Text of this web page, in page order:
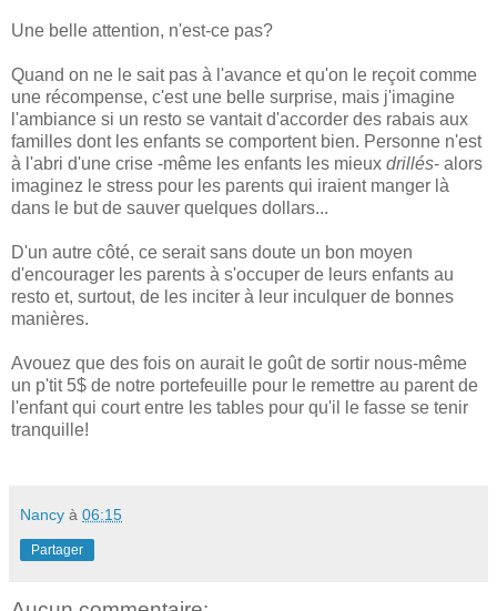
Une belle attention, n'est-ce pas?
Quand on ne le sait pas à l'avance et qu'on le reçoit comme
une récompense, c'est une belle surprise, mais j'imagine
l'ambiance si un resto se vantait d'accorder des rabais aux
familles dont les enfants se comportent bien. Personne n'est
à l'abri d'une crise -même les enfants les mieux drillés- alors
imaginez le stress pour les parents qui iraient manger là
dans le but de sauver quelques dollars...
D'un autre côté, ce serait sans doute un bon moyen
d'encourager les parents à s'occuper de leurs enfants au
resto et, surtout, de les inciter à leur inculquer de bonnes
manières.
Avouez que des fois on aurait le goût de sortir nous-même
un p'tit 5$ de notre portefeuille pour le remettre au parent de
l'enfant qui court entre les tables pour qu'il le fasse se tenir
tranquille!
Nancy à 06:15
Partager